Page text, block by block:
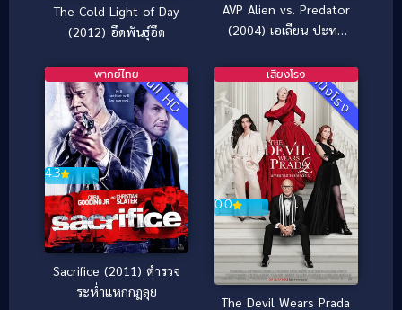
The Cold Light of Day
(2012) อึดพันธุ์อึด
AVP Alien vs. Predator
(2004) เอเลียน ปะทะ
มฤตยู
Full HD
4.3
พากย์ไทย
Sacrifice (2011) ตำรวจ
ระห่ำแหกกฎลุย
หนังโรง
0.0
เสียงโรง
The Devil Wears Prada